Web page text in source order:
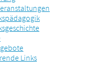
Links